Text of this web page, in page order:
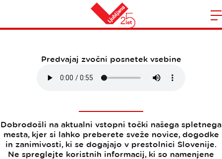
Domov
Aktualno
Predvajaj zvočni posnetek vsebine
Dobrodošli na aktualni vstopni točki našega spletnega
mesta, kjer si lahko preberete sveže novice, dogodke
in zanimivosti, ki se dogajajo v prestolnici Slovenije.
Ne spreglejte koristnih informacij, ki so namenjene